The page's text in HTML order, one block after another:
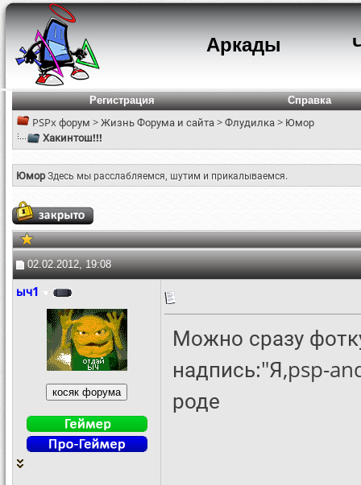
Аркады
Регистрация Справка
PSPx форум >Жизнь Форума и сайта>Флудилка> Юмор
Хакинтош!!!
ЮморЗдесь мы расслабляемся, шутим и прикалываемся.
02.02.2012, 19:08
ыч1
Можно сразу
надпись:"Я,psp-
роде